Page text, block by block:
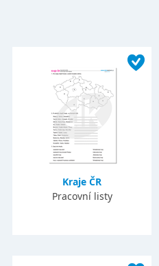
Kraje ČR
Pracovní listy